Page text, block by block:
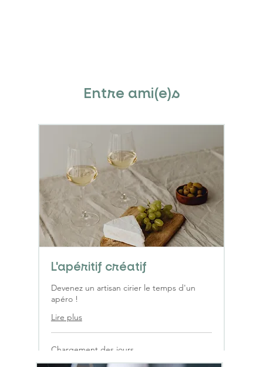
Entre ami(e)s
L'apéritif créatif
Devenez un artisan cirier le temps d'un
apéro !
Lire plus
Chargement des jours...
1 h 30 min